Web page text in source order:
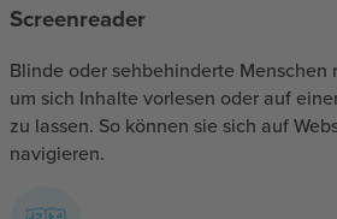
Screenreader
Blinde oder sehbehinderte Menschen
um sich Inhalte vorlesen oder auf
zu lassen. So können sie sich auf
navigieren.